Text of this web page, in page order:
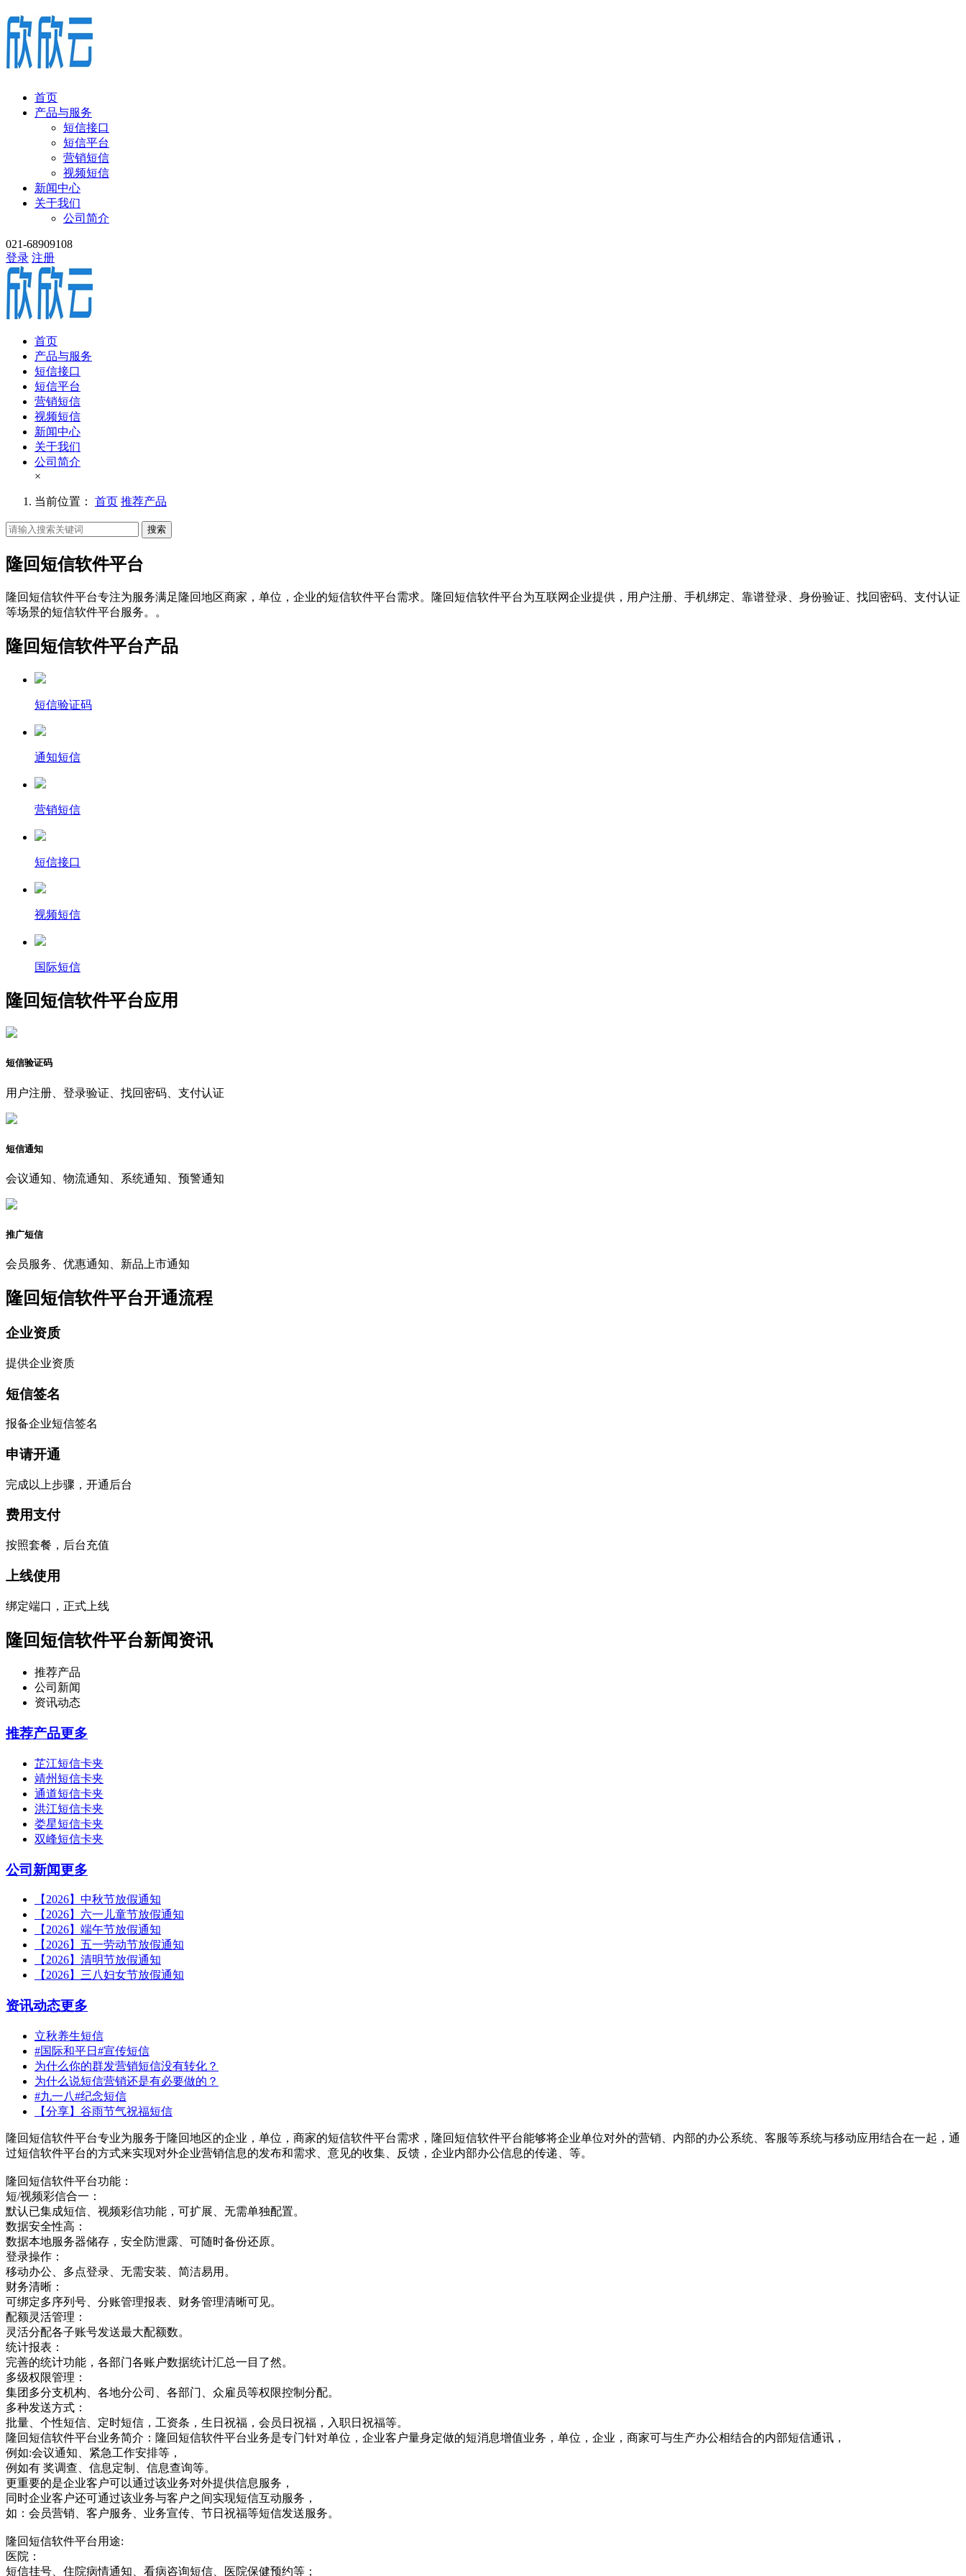
首页
产品与服务
短信接口
短信平台
营销短信
视频短信
新闻中心
关于我们
公司简介
021-68909108
登录 注册
首页
产品与服务
短信接口
短信平台
营销短信
视频短信
新闻中心
关于我们
公司简介
×
当前位置： 首页 推荐产品
搜索
隆回短信软件平台
隆回短信软件平台专注为服务满足隆回地区商家，单位，企业的短信软件平台需求。隆回短信软件平台为互联网企业提供，用户注册、手机绑定、靠谱登录、身份验证、找回密码、支付认证
等场景的短信软件平台服务。。
隆回短信软件平台产品
短信验证码
通知短信
营销短信
短信接口
视频短信
国际短信
隆回短信软件平台应用
短信验证码
用户注册、登录验证、找回密码、支付认证
短信通知
会议通知、物流通知、系统通知、预警通知
推广短信
会员服务、优惠通知、新品上市通知
隆回短信软件平台开通流程
企业资质
提供企业资质
短信签名
报备企业短信签名
申请开通
完成以上步骤，开通后台
费用支付
按照套餐，后台充值
上线使用
绑定端口，正式上线
隆回短信软件平台新闻资讯
推荐产品
公司新闻
资讯动态
推荐产品更多
芷江短信卡夹
靖州短信卡夹
通道短信卡夹
洪江短信卡夹
娄星短信卡夹
双峰短信卡夹
公司新闻更多
【2026】中秋节放假通知
【2026】六一儿童节放假通知
【2026】端午节放假通知
【2026】五一劳动节放假通知
【2026】清明节放假通知
【2026】三八妇女节放假通知
资讯动态更多
立秋养生短信
#国际和平日#宣传短信
为什么你的群发营销短信没有转化？
为什么说短信营销还是有必要做的？
#九一八#纪念短信
【分享】谷雨节气祝福短信
隆回短信软件平台专业为服务于隆回地区的企业，单位，商家的短信软件平台需求，隆回短信软件平台能够将企业单位对外的营销、内部的办公系统、客服等系统与移动应用结合在一起，通
过短信软件平台的方式来实现对外企业营销信息的发布和需求、意见的收集、反馈，企业内部办公信息的传递、等。
隆回短信软件平台功能：
短/视频彩信合一：
默认已集成短信、视频彩信功能，可扩展、无需单独配置。
数据安全性高：
数据本地服务器储存，安全防泄露、可随时备份还原。
登录操作：
移动办公、多点登录、无需安装、简洁易用。
财务清晰：
可绑定多序列号、分账管理报表、财务管理清晰可见。
配额灵活管理：
灵活分配各子账号发送最大配额数。
统计报表：
完善的统计功能，各部门各账户数据统计汇总一目了然。
多级权限管理：
集团多分支机构、各地分公司、各部门、众雇员等权限控制分配。
多种发送方式：
批量、个性短信、定时短信，工资条，生日祝福，会员日祝福，入职日祝福等。
隆回短信软件平台业务简介：隆回短信软件平台业务是专门针对单位，企业客户量身定做的短消息增值业务，单位，企业，商家可与生产办公相结合的内部短信通讯，
例如:会议通知、紧急工作安排等，
例如有 奖调查、信息定制、信息查询等。
更重要的是企业客户可以通过该业务对外提供信息服务，
同时企业客户还可通过该业务与客户之间实现短信互动服务，
如：会员营销、客户服务、业务宣传、节日祝福等短信发送服务。
隆回短信软件平台用途:
医院：
短信挂号、住院病情通知、看病咨询短信、医院保健预约等；